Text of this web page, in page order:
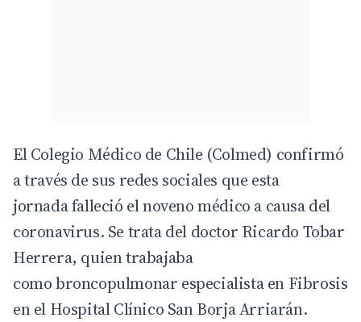
El Colegio Médico de Chile (Colmed) confirmó
a través de sus redes sociales que esta
jornada falleció el noveno médico a causa del
coronavirus. Se trata del doctor Ricardo Tobar
Herrera, quien trabajaba
como broncopulmonar especialista en Fibrosis
en el Hospital Clínico San Borja Arriarán.